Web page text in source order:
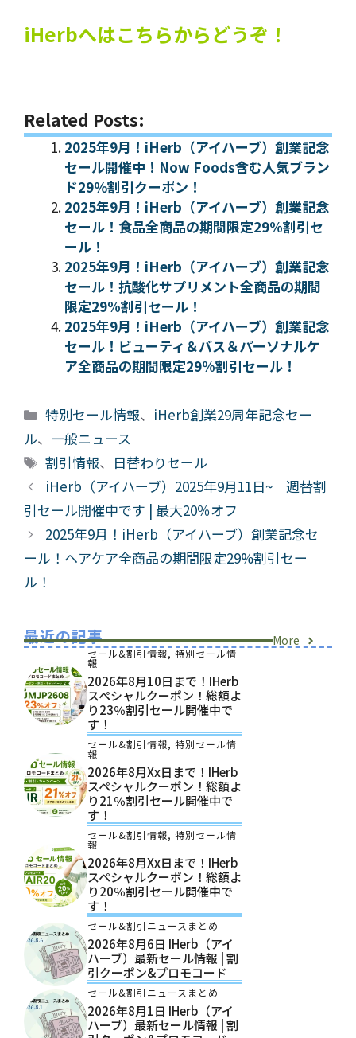
iHerbへはこちらからどうぞ！
Related Posts:
2025年9月！iHerb（アイハーブ）創業記念
セール開催中！Now Foods含む人気ブラン
ド29％割引クーポン！
2025年9月！iHerb（アイハーブ）創業記念
セール！食品全商品の期間限定29%割引セ
ール！
2025年9月！iHerb（アイハーブ）創業記念
セール！抗酸化サプリメント全商品の期間
限定29%割引セール！
2025年9月！iHerb（アイハーブ）創業記念
セール！ビューティ＆バス＆パーソナルケ
ア全商品の期間限定29%割引セール！
カ
ゴ
リ
ー
特別セール情報、 iHerb創業29周年記念セー
ル、 一般ニュース
タ
グ
割引情報、 日替わりセール
iHerb（アイハーブ）2025年9月11日~ 週替割
引セール開催中です | 最大20％オフ
2025年9月！iHerb（アイハーブ）創業記念セ
ール！ヘアケア全商品の期間限定29%割引セー
ル！
最近の記事 More
セール&割引情報, 特別セール情
報
2026年8月10日まで！iHerb
スペシャルクーポン！総額よ
り23％割引セール開催中で
す！
セール&割引情報, 特別セール情
報
2026年8月xx日まで！iHerb
スペシャルクーポン！総額よ
り21％割引セール開催中で
す！
セール&割引情報, 特別セール情
報
2026年8月xx日まで！iHerb
スペシャルクーポン！総額よ
り20％割引セール開催中で
す！
セール&割引ニュースまとめ
2026年8月6日 IHerb（アイ
ハーブ）最新セール情報 | 割
引クーポン&プロモコード
セール&割引ニュースまとめ
2026年8月1日 IHerb（アイ
ハーブ）最新セール情報 | 割